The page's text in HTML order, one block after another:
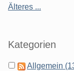
Älteres ...
Kategorien
Allgemein